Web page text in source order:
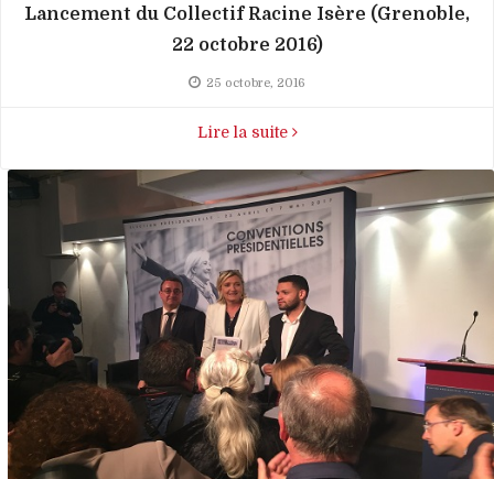
Lancement du Collectif Racine Isère (Grenoble,
22 octobre 2016)
25 octobre, 2016
Lire la suite